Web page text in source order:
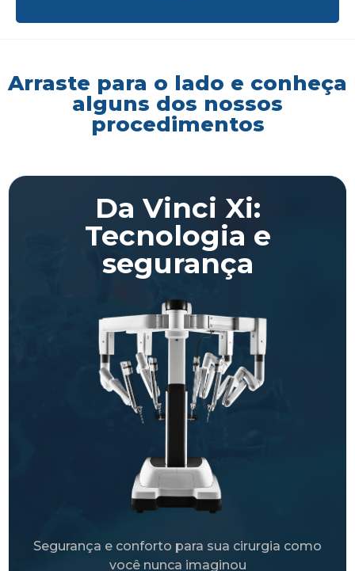
Arraste para o lado e conheça
alguns dos nossos
procedimentos
Da Vinci Xi:
Tecnologia e
segurança
Segurança e conforto para sua cirurgia como
você nunca imaginou